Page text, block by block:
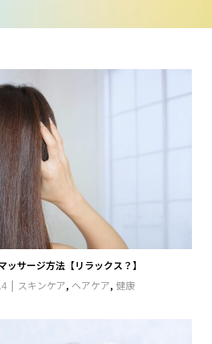
ッサージ方法【リラックス？】
スキンケア, ヘアケア, 健康